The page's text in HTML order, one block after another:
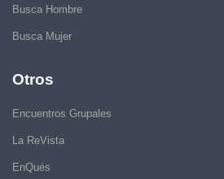
Busca Hombre
Busca Mujer
Otros
Encuentros Grupales
La ReVista
EnQués